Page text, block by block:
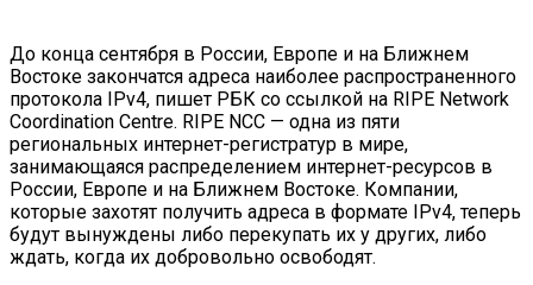
До конца сентября в России, Европе и на Ближнем
Востоке закончатся адреса наиболее распространенного
протокола IPv4, пишет РБК со ссылкой на RIPE Network
Coordination Centre. RIPE NCC — одна из пяти
региональных интернет-регистратур в мире,
занимающаяся распределением интернет-ресурсов в
России, Европе и на Ближнем Востоке. Компании,
которые захотят получить адреса в формате IPv4, теперь
будут вынуждены либо перекупать их у других, либо
ждать, когда их добровольно освободят.